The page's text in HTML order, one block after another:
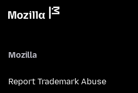
Mozilla
Report Trademark Abuse